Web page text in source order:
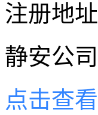
注册地
静安公
点击查